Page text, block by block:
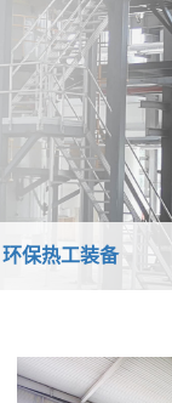
环保热工装备